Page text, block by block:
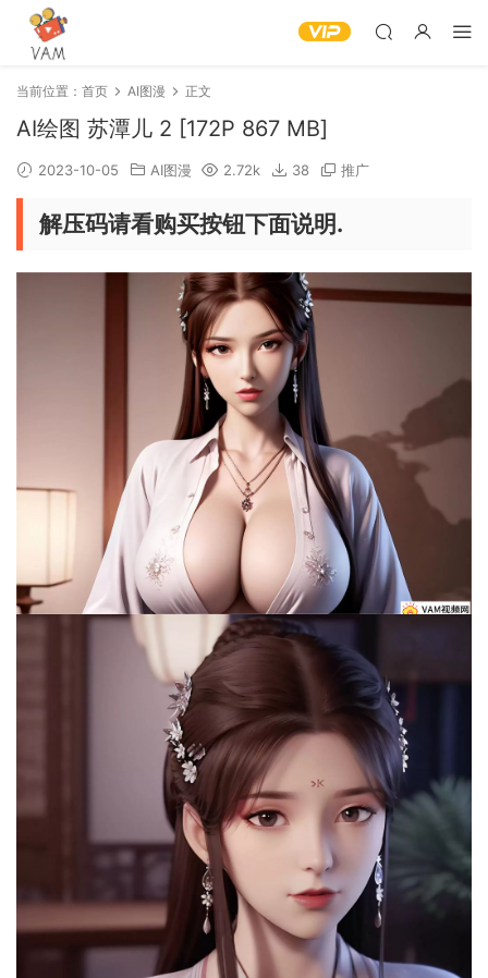
当前位置： 首页 AI图漫 正文
AI绘图 苏潭儿 2 [172P 867 MB]
2023-10-05 AI图漫 2.72k 38 推广
解压码请看购买按钮下面说明.